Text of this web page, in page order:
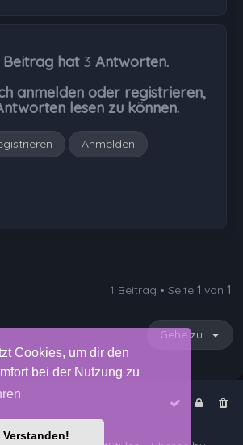
Cookies, um dir den
bei der Nutzung zu
Verstanden!
Beitrag hat 3 Antworten.
anmelden oder registrieren,
lesen zu können.
Anmelden
1 Beitrag • Seite 1 von 1
Gehe zu